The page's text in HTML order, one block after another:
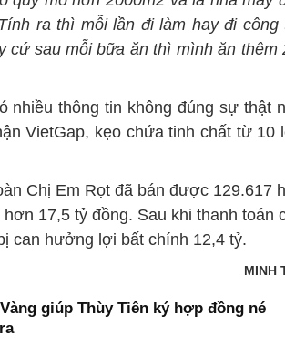
ra thì mỗi lần đi làm hay đi công
cứ sau mỗi bữa ăn thì mình ăn thêm
nhiều thông tin không đúng sự thật
VietGap, kẹo chứa tinh chất từ 10
Chị Em Rọt đã bán được 129.617
17,5 tỷ đồng. Sau khi thanh toán
can hưởng lợi bất chính 12,4 tỷ.
MINH
giúp Thùy Tiên ký hợp đồng né